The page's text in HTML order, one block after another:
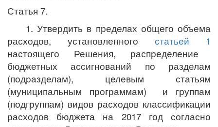
Статья 7.
1. Утвердить в пределах общего объема
расходов, установленного статьей 1
настоящего Решения, распределение
бюджетных ассигнований по разделам
(подразделам), целевым статьям
(муниципальным программам) и группам
(подгруппам) видов расходов классификации
расходов бюджета на 2017 год согласно